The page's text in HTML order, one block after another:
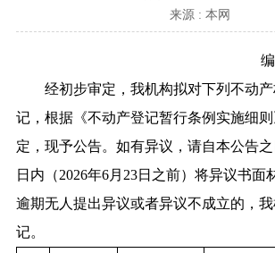
来源 : 本网
经初步审定，我机构拟对下列不动产
记，根据《不动产登记暂行条例实施细
定，现予公告。如有异议，请自本公告
日内（2026年6月23日之前）将异议书面
逾期无人提出异议或者异议不成立的，
记。